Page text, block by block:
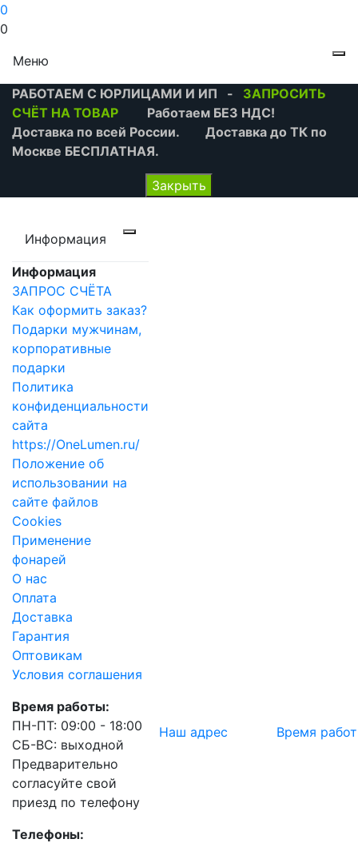
0
0
Меню
РАБОТАЕМ С ЮРЛИЦАМИ И ИП - ЗАПРОСИТЬ
СЧЁТ НА ТОВАР Работаем БЕЗ НДС!
Доставка по всей России. Доставка до ТК по
Москве БЕСПЛАТНАЯ.
Закрыть
Информация
Информация
ЗАПРОС СЧЁТА
Как оформить заказ?
Подарки мужчинам,
корпоративные
подарки
Политика
конфиденциальности
сайта
https://OneLumen.ru/
Положение об
использовании на
сайте файлов
Cookies
Применение
фонарей
О нас
Оплата
Доставка
Гарантия
Оптовикам
Условия соглашения
Время работы:
ПН-ПТ: 09:00 - 18:00
СБ-ВС: выходной
Предварительно
согласуйте свой
приезд по телефону
Телефоны:
Наш адрес Время